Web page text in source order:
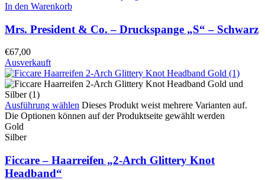
In den Warenkorb
Mrs. President & Co. – Druckspange „S“ – Schwarz
€67,00
Ausverkauft
Ausführung wählen Dieses Produkt weist mehrere Varianten auf.
Die Optionen können auf der Produktseite gewählt werden
Gold
Silber
Ficcare – Haarreifen „2-Arch Glittery Knot
Headband“